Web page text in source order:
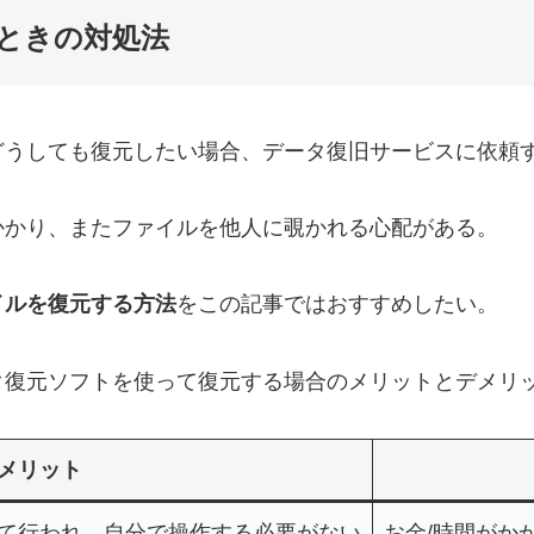
きの対処法
しても復元したい場合、データ復旧サービスに依頼
り、またファイルを他人に覗かれる心配がある。
を復元する方法をこの記事ではおすすめしたい。
元ソフトを使って復元する場合のメリットとデメリ
リット